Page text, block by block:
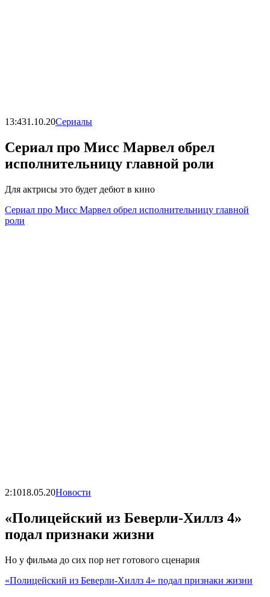
13:431.10.20Сериалы
Сериал про Мисс Марвел обрел
исполнительницу главной роли
Для актрисы это будет дебют в кино
Сериал про Мисс Марвел обрел исполнительницу главной
роли
2:1018.05.20Новости
«Полицейский из Беверли-Хиллз 4»
подал признаки жизни
Но у фильма до сих пор нет готового сценария
«Полицейский из Беверли-Хиллз 4» подал признаки жизни